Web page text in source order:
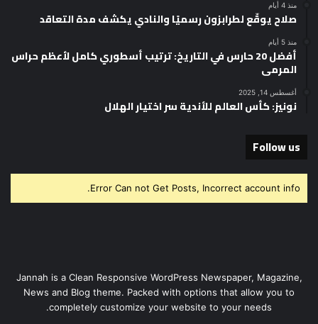
منذ 4 أيام
صلاح يوقّع لطرابزون رسميًا والنادي يكشف مدة التعاقد
منذ 5 أيام
أفضل 20 حارس في التاريخ: ترتيب أسطوري كامل لأعظم حراس
المرمى
أغسطس 14, 2025
نونيز: كأس العالم للأندية سر اختيار الهلال
Follow us
Error Can not Get Posts, Incorrect account info.
Jannah is a Clean Responsive WordPress Newspaper, Magazine,
News and Blog theme. Packed with options that allow you to
completely customize your website to your needs.